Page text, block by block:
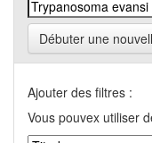
Débuter une
Ajouter des filtres :
Vous pouvex utiliser